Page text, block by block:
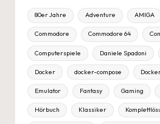
80er Jahre Adventure AMIGA
Commodore Commodore 64
Computerspiele Daniele Spadoni
Docker docker-compose
Emulator Fantasy Gaming
Hörbuch Klassiker